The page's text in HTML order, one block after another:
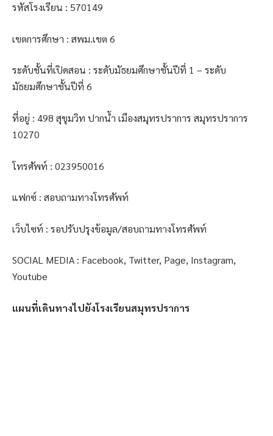
รหัสโรงเรียน : 570149
เขตการศึกษา : สพม.เขต 6
ระดับชั้นที่เปิดสอน : ระดับมัธยมศึกษาชั้นปีที่ 1 – ระดับ
มัธยมศึกษาชั้นปีที่ 6
ที่อยู่ : 498 สุขุมวิท ปากน้ำ เมืองสมุทรปราการ สมุทรปราการ
10270
โทรศัพท์ : 023950016
แฟกซ์ : สอบถามทางโทรศัพท์
เว็บไซท์ : รอปรับปรุงข้อมูล/สอบถามทางโทรศัพท์
SOCIAL MEDIA : Facebook, Twitter, Page, Instagram,
Youtube
แผนที่เดินทางไปยังโรงเรียนสมุทรปราการ